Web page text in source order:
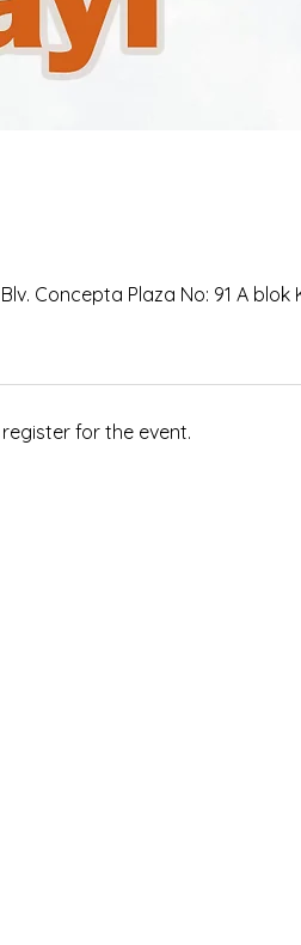
Concepta Plaza No: 91 A blok
for the event.